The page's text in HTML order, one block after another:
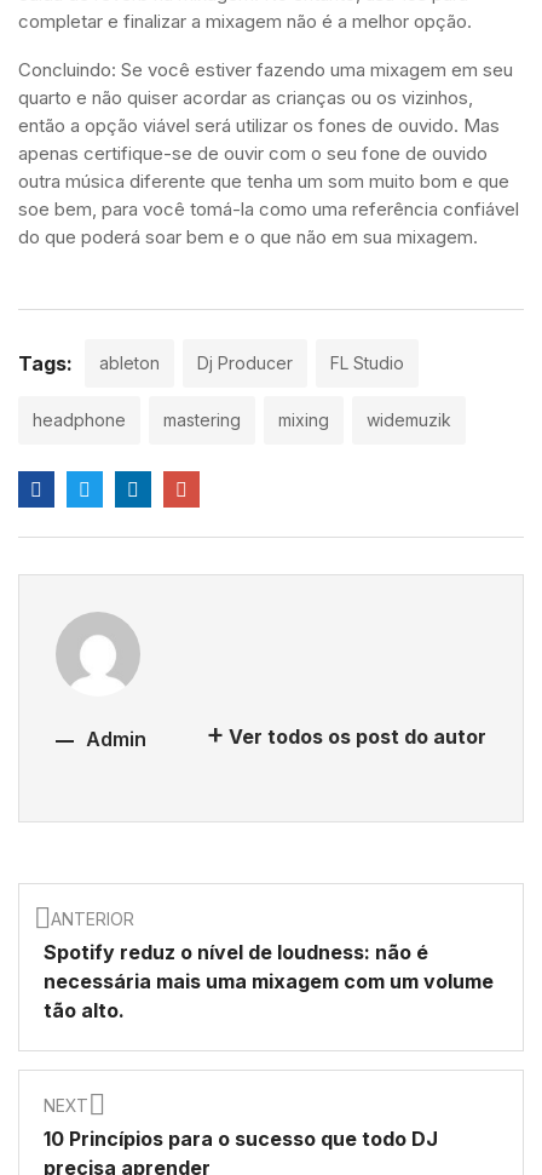
completar e finalizar a mixagem não é a melhor opção.
Concluindo: Se você estiver fazendo uma mixagem em seu
quarto e não quiser acordar as crianças ou os vizinhos,
então a opção viável será utilizar os fones de ouvido. Mas
apenas certifique-se de ouvir com o seu fone de ouvido
outra música diferente que tenha um som muito bom e que
soe bem, para você tomá-la como uma referência confiável
do que poderá soar bem e o que não em sua mixagem.
Tags: ableton Dj Producer FL Studio
headphone mastering mixing widemuzik
Admin Ver todos os post do autor
ANTERIOR
Spotify reduz o nível de loudness: não é
necessária mais uma mixagem com um volume
tão alto.
NEXT
10 Princípios para o sucesso que todo DJ
precisa aprender